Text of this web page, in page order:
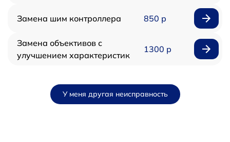
Замена шим контроллера 850 р
Замена объективов с
улучшением характеристик
1300 р
У меня другая неисправность